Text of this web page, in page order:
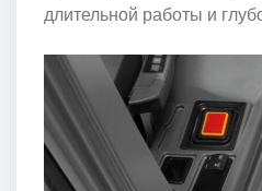
длительной работы и